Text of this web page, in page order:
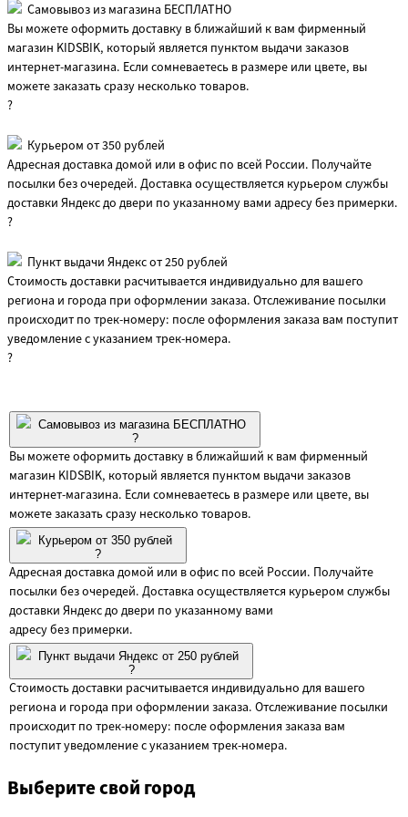
Самовывоз из магазина БЕСПЛАТНО
Вы можете оформить доставку в ближайший к вам фирменный
магазин KIDSBIK, который является пунктом выдачи заказов
интернет-магазина. Если сомневаетесь в размере или цвете, вы
можете заказать сразу несколько товаров.
?
Курьером от 350 рублей
Адресная доставка домой или в офис по всей России. Получайте
посылки без очередей. Доставка осуществляется курьером службы
доставки Яндекс до двери по указанному вами адресу без примерки.
?
Пункт выдачи Яндекс от 250 рублей
Стоимость доставки расчитывается индивидуально для вашего
региона и города при оформлении заказа. Отслеживание посылки
происходит по трек-номеру: после оформления заказа вам поступит
уведомление с указанием трек-номера.
?
Самовывоз из магазина БЕСПЛАТНО
?
Вы можете оформить доставку в ближайший к вам фирменный
магазин KIDSBIK, который является пунктом выдачи заказов
интернет-магазина. Если сомневаетесь в размере или цвете, вы
можете заказать сразу несколько товаров.
Курьером от 350 рублей
?
Адресная доставка домой или в офис по всей России. Получайте
посылки без очередей. Доставка осуществляется курьером службы
доставки Яндекс до двери по указанному вами
адресу без примерки.
Пункт выдачи Яндекс от 250 рублей
?
Стоимость доставки расчитывается индивидуально для вашего
региона и города при оформлении заказа. Отслеживание посылки
происходит по трек-номеру: после оформления заказа вам
поступит уведомление с указанием трек-номера.
Выберите свой город